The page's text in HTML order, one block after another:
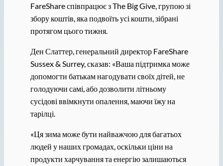
FareShare співпрацює з The Big Give, групою зі
збору коштів, яка подвоїть усі кошти, зібрані
протягом цього тижня.
Ден Слаттер, генеральний директор FareShare
Sussex & Surrey, сказав: «Ваша підтримка може
допомогти батькам нагодувати своїх дітей, не
голодуючи самі, або дозволити літньому
сусідові ввімкнути опалення, маючи їжу на
тарілці.
«Ця зима може бути найважчою для багатьох
людей у ​​наших громадах, оскільки ціни на
продукти харчування та енергію залишаються